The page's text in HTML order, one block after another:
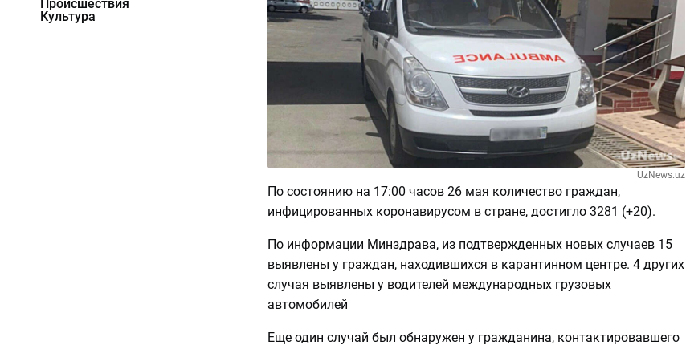
Происшествия
Культура
UzNews.uz
По состоянию на 17:00 часов 26 мая количество граждан,
инфицированных коронавирусом в стране, достигло 3281 (+20).
По информации Минздрава, из подтвержденных новых случаев 15
выявлены у граждан, находившихся в карантинном центре. 4 других
случая выявлены у водителей международных грузовых
автомобилей
Еще один случай был обнаружен у гражданина, контактировавшего